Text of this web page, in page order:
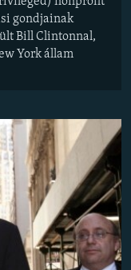
gondjainak
Bill Clintonnal,
York állam